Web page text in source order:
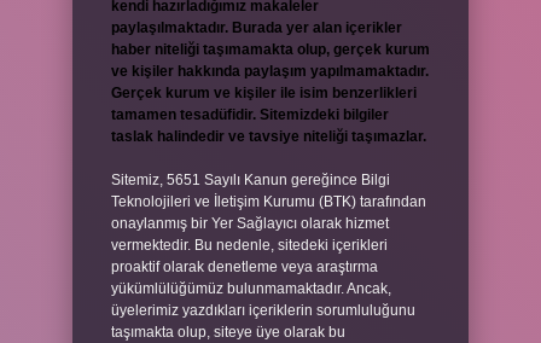
kendi hazırladığımız makaleler
paylaşılmaktadır. Burada yer alan içerikler
haber niteliği taşımamakta olup, gerçek kurum
ve kişiler hakkında paylaşım yapılmamaktadır.
Gerçek kurum ve kişiler ile isim benzerlikleri
tamamen tesadüfidir. Sitemizdeki bilgiler
taslak halindedir ve tavsiye niteliği taşımazlar.
Sitemiz, 5651 Sayılı Kanun gereğince Bilgi
Teknolojileri ve İletişim Kurumu (BTK) tarafından
onaylanmış bir Yer Sağlayıcı olarak hizmet
vermektedir. Bu nedenle, sitedeki içerikleri
proaktif olarak denetleme veya araştırma
yükümlülüğümüz bulunmamaktadır. Ancak,
üyelerimiz yazdıkları içeriklerin sorumluluğunu
taşımakta olup, siteye üye olarak bu